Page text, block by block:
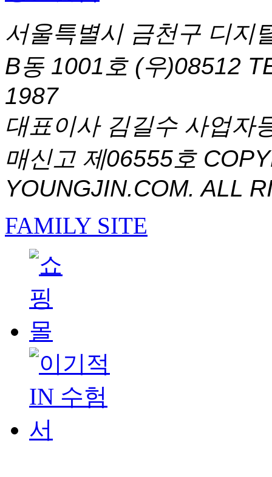
서울특별시 금천구 디지
B동 1001호 (우)08512
1987
대표이사 김길수 사업자
매신고 제06555호
YOUNGJIN.COM. ALL
FAMILY SITE